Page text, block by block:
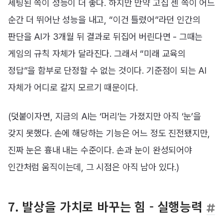
세팅된 쪽이 성능이 더 좋다. 하지만 만약 고집 센 쪽이 어느
순간 더 뛰어난 성능을 내고, “이건 틀렸어”라던 인간의
판단을 AI가 3개월 뒤 결과로 뒤집어 버린다면 - 그때는
게임의 규칙 자체가 달라진다. 그래서 “미래 교육의
정답”을 함부로 단정할 수 없는 것이다. 기준점이 되는 AI
자체가 어디로 갈지 모르기 때문이다.
(덧붙이자면, 지금의 AI는 ‘머리’는 가졌지만 아직 ‘눈’을
갖지 못했다. 손에 해당하는 기능은 어느 정도 진전됐지만,
진짜 눈은 흉내 내는 수준이다. 손과 눈이 완성되어야
인간처럼 움직이는데, 그 시점은 아직 남아 있다.)
7. 발상을 가치로 바꾸는 힘 - 실행능력